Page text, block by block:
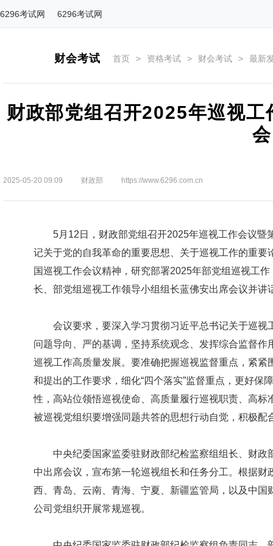
6296考试网 6296考试网
财会考试 首页 > 资格考试 > 财会考试 > 最新
财政部党组召开2025年巡视
会
2025-05-20 09:09 财政部 https://www.6296.com.cn
5月12日，财政部党组召开2025年巡视工作会议暨
记关于党的自我革命的重要思想、关于巡视工作的重
国巡视工作会议精神，研究部署2025年部党组巡视工
长、部党组巡视工作领导小组组长蓝佛安出席会议并讲
会议要求，要深入学习贯彻习近平总书记关于巡视
问题导向、严的基调，坚持系统观念、发挥综合监督
巡视工作高质量发展。要准确把握巡视监督重点，紧
和提出的工作要求，细化“四个落实”监督重点，更好
性，高站位领悟巡视使命、高质量履行巡视职责、高
被巡视党组织要增强同题共答的思想行动自觉，积极
中央纪委国家监委驻财政部纪检监察组组长、财政
中出席会议，宣布第一轮巡视组长和任务分工。根据
西、青岛、云南、青海、宁夏、新疆监管局，以及中
公司党组织开展常规巡视。